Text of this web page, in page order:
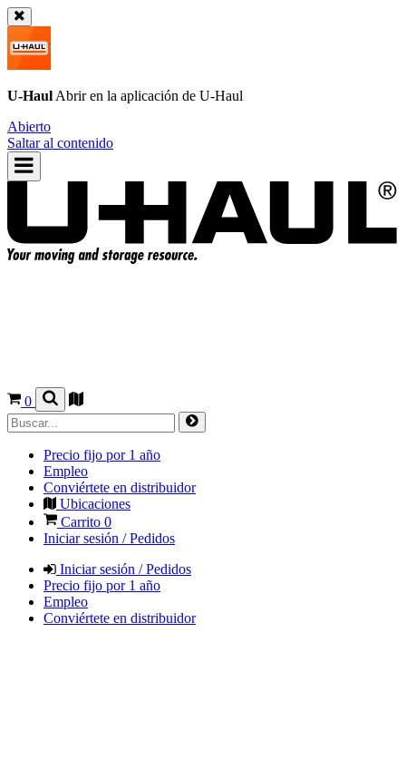
U-Haul Abrir en la aplicación de U-Haul
Abierto
Saltar al contenido
0
Precio fijo por 1 año
Empleo
Conviértete en distribuidor
Ubicaciones
Carrito 0
Iniciar sesión / Pedidos
Iniciar sesión / Pedidos
Precio fijo por 1 año
Empleo
Conviértete en distribuidor